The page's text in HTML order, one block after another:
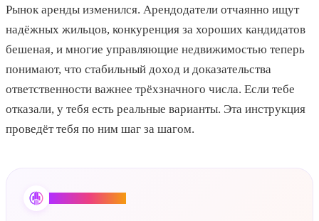
Рынок аренды изменился. Арендодатели отчаянно ищут
надёжных жильцов, конкуренция за хороших кандидатов
бешеная, и многие управляющие недвижимостью теперь
понимают, что стабильный доход и доказательства
ответственности важнее трёхзначного числа. Если тебе
отказали, у тебя есть реальные варианты. Эта инструкция
проведёт тебя по ним шаг за шагом.